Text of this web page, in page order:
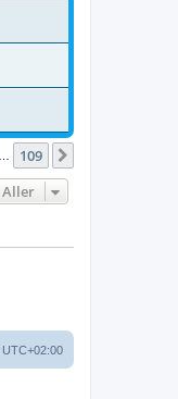
109
Aller
UTC+02:00